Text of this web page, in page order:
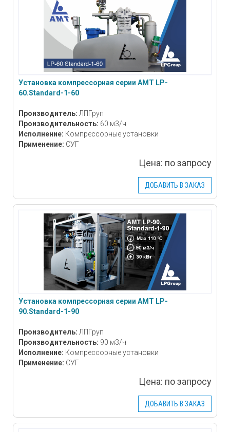
Установка компрессорная серии АМТ LP-
60.Standard-1-60
Производитель: ЛПГруп
Производительность: 60 м3/ч
Исполнение: Компрессорные установки
Применение: СУГ
Цена: по запросу
ДОБАВИТЬ В ЗАКАЗ
Установка компрессорная серии АМТ LP-
90.Standard-1-90
Производитель: ЛПГруп
Производительность: 90 м3/ч
Исполнение: Компрессорные установки
Применение: СУГ
Цена: по запросу
ДОБАВИТЬ В ЗАКАЗ